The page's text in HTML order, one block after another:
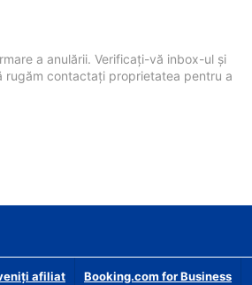
a anulării. Verificați-vă inbox-ul și
rugăm contactați proprietatea pentru a
afiliat Booking.com for Business